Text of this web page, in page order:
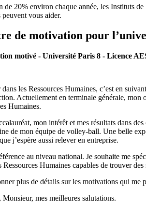
de 20% environ chaque année, les Instituts
vous aider.
de motivation pour
motivé - Université Paris 8 - Licence
les Ressources Humaines, c’est en
Actuellement en terminale générale,
Humaines.
mon intérêt et mes résultats dans
de mon équipe de volley-ball. Une belle
j’espère aussi relever en entreprise.
au niveau national. Je souhaite me
Humaines capables de trouver des
plus de détails sur les motivations qui me
mes meilleures salutations.